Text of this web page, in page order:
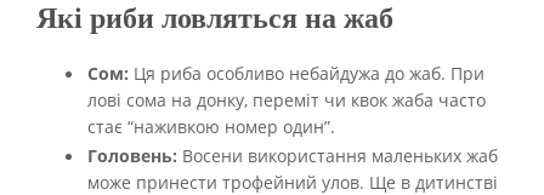
Які риби ловляться на жаб
Сом: Ця риба особливо небайдужа до жаб. При
лові сома на донку, переміт чи квок жаба часто
стає “наживкою номер один”.
Головень: Восени використання маленьких жаб
може принести трофейний улов. Ще в дитинстві